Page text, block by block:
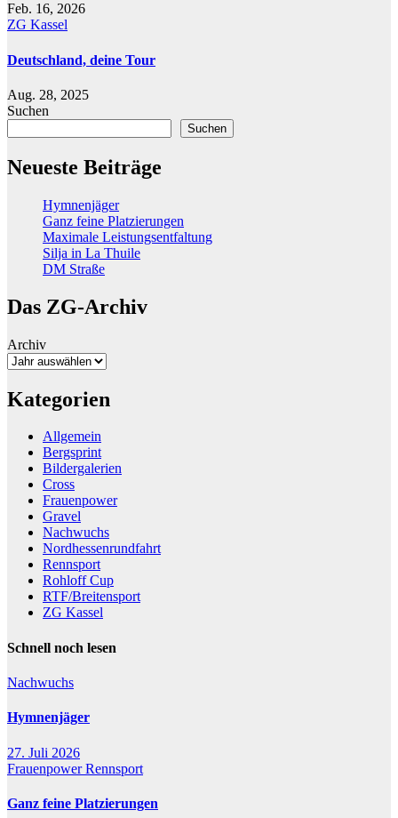
Feb. 16, 2026
ZG Kassel
Deutschland, deine Tour
Aug. 28, 2025
Suchen
Suchen
Neueste Beiträge
Hymnenjäger
Ganz feine Platzierungen
Maximale Leistungsentfaltung
Silja in La Thuile
DM Straße
Das ZG-Archiv
Archiv
Kategorien
Allgemein
Bergsprint
Bildergalerien
Cross
Frauenpower
Gravel
Nachwuchs
Nordhessenrundfahrt
Rennsport
Rohloff Cup
RTF/Breitensport
ZG Kassel
Schnell noch lesen
Nachwuchs
Hymnenjäger
27. Juli 2026
FrauenpowerRennsport
Ganz feine Platzierungen